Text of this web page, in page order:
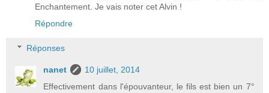
Enchantement. Je vais noter cet Alvin !
Répondre
Réponses
nanet
10 juillet, 2014
Effectivement dans l'épouvanteur, le fils est bien un 7°